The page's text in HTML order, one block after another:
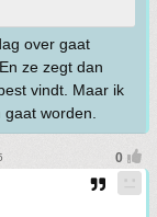
over gaat
ze zegt dan
vindt. Maar ik
worden.